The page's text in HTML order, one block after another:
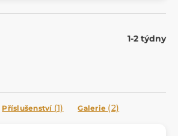
1-2 týdny
Příslušenství (1) Galerie (2)